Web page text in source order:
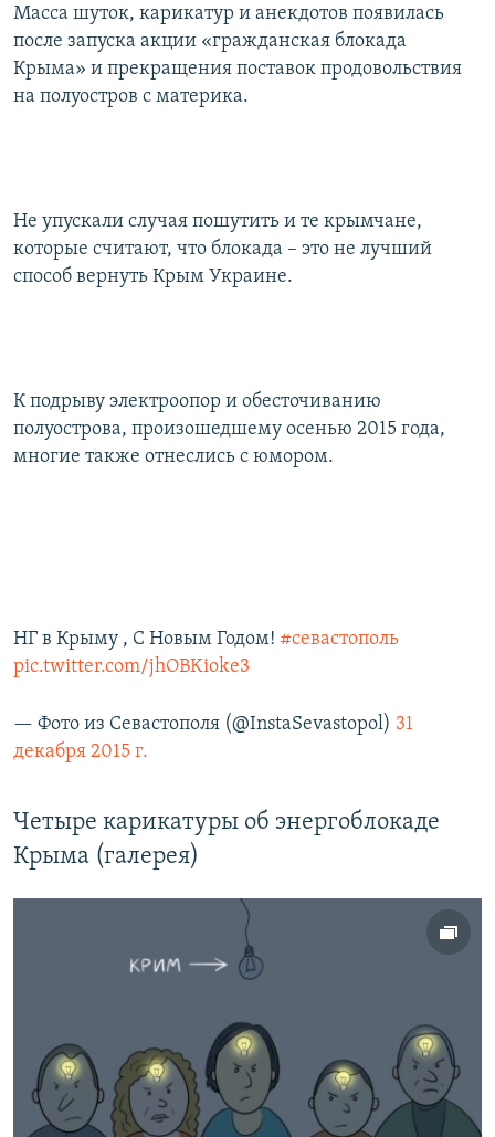
Масса шуток, карикатур и анекдотов появилась
после запуска акции «гражданская блокада
Крыма» и прекращения поставок продовольствия
на полуостров с материка.
Не упускали случая пошутить и те крымчане,
которые считают, что блокада – это не лучший
способ вернуть Крым Украине.
К подрыву электроопор и обесточиванию
полуострова, произошедшему осенью 2015 года,
многие также отнеслись с юмором.
НГ в Крыму , С Новым Годом! #севастополь
pic.twitter.com/jhOBKioke3
— Фото из Севастополя (@InstaSevastopol) 31
декабря 2015 г.
Четыре карикатуры об энергоблокаде
Крыма (галерея)